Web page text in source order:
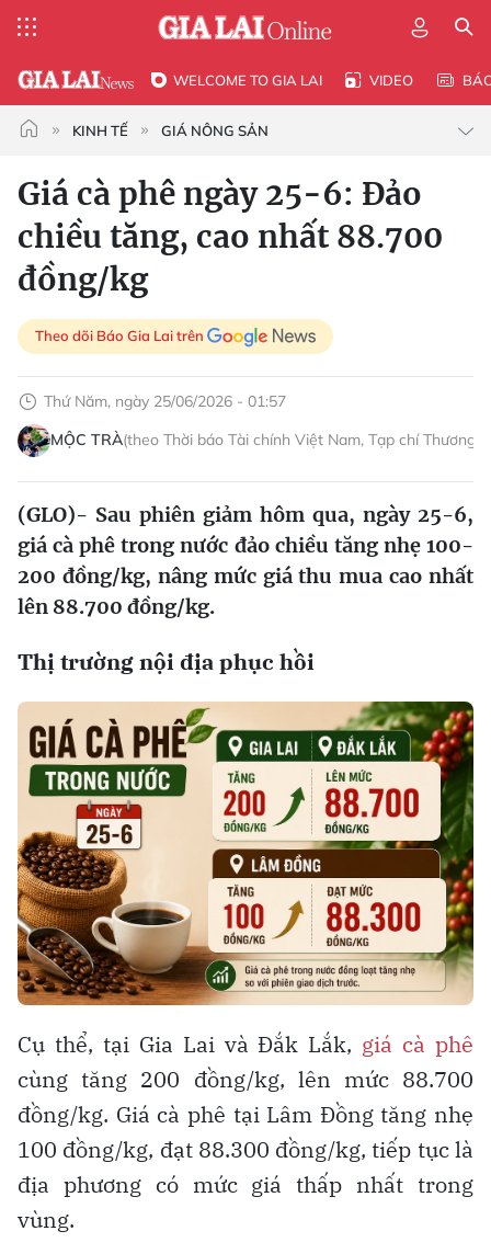
WELCOME TO GIA LAI VIDEO
KINH TẾ GIÁ NÔNG SẢN
Giá cà phê ngày 25-6: Đảo
chiều tăng, cao nhất 88.700
đồng/kg
Theo dõi Báo Gia Lai trên
Thứ Năm, ngày 25/06/2026 - 01:57
MỘC TRÀ(theo Thời báo Tài chính Việt Nam, Tạp chí Thương
(GLO)- Sau phiên giảm hôm qua, ngày 25-6,
giá cà phê trong nước đảo chiều tăng nhẹ 100-
200 đồng/kg, nâng mức giá thu mua cao nhất
lên 88.700 đồng/kg.
Thị trường nội địa phục hồi
Cụ thể, tại Gia Lai và Đắk Lắk, giá cà phê
cùng tăng 200 đồng/kg, lên mức 88.700
đồng/kg. Giá cà phê tại Lâm Đồng tăng nhẹ
100 đồng/kg, đạt 88.300 đồng/kg, tiếp tục là
địa phương có mức giá thấp nhất trong
vùng.